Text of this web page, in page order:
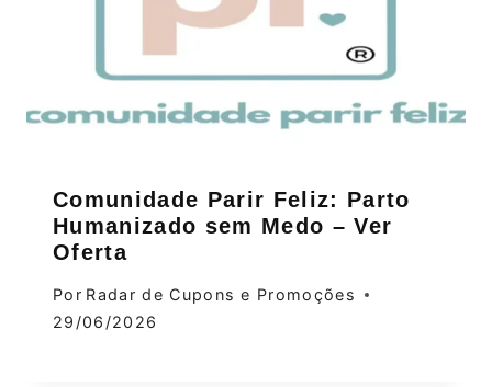
Comunidade Parir Feliz: Parto
Humanizado sem Medo – Ver
Oferta
Por Radar de Cupons e Promoções
29/06/2026